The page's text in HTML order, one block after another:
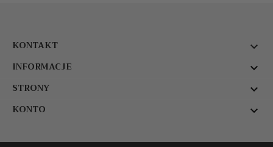
KONTAKT

INFORMACJE

STRONY

KONTO
